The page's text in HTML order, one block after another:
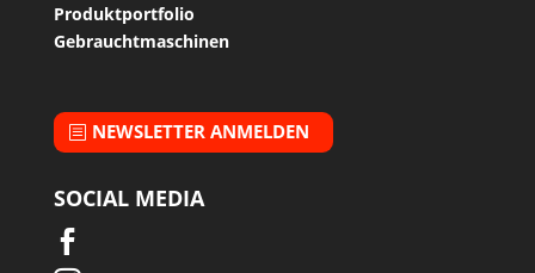
Produktportfolio
Gebrauchtmaschinen
NEWSLETTER ANMELDEN
SOCIAL MEDIA
